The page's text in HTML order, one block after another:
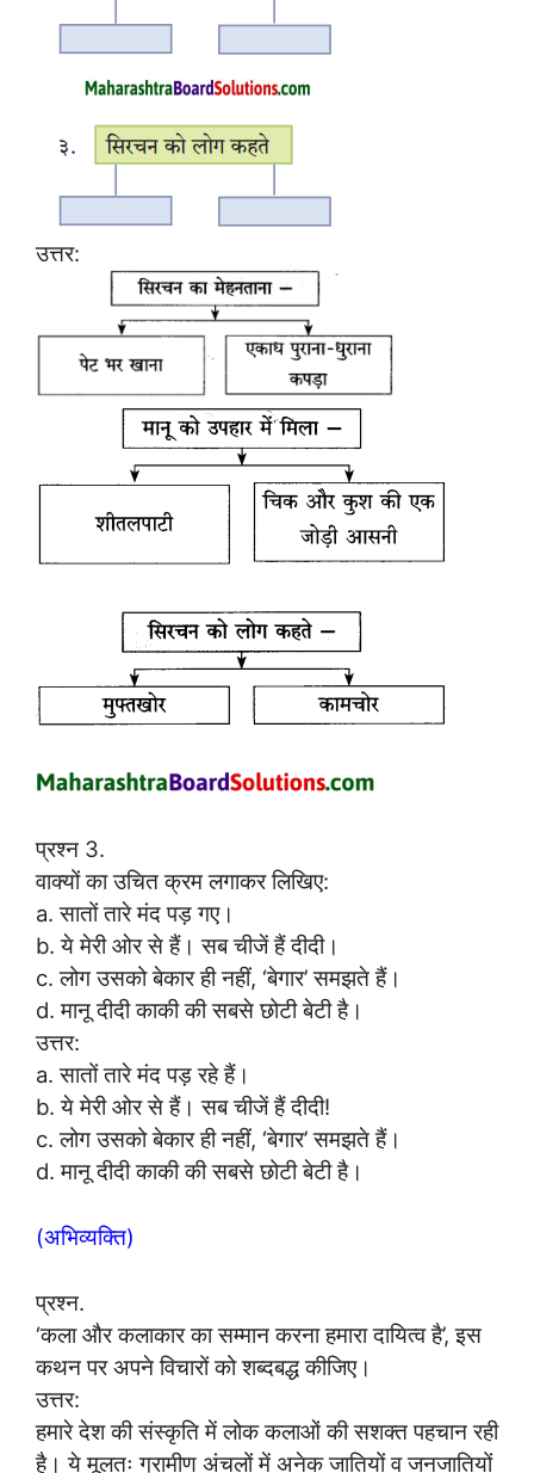
उत्तर:
प्रश्न 3.
वाक्यों का उचित क्रम लगाकर लिखिए:
a. सातों तारे मंद पड़ गए।
b. ये मेरी ओर से हैं। सब चीजें हैं दीदी।
c. लोग उसको बेकार ही नहीं, ‘बेगार’ समझते हैं।
d. मानू दीदी काकी की सबसे छोटी बेटी है।
उत्तर:
a. सातों तारे मंद पड़ रहे हैं।
b. ये मेरी ओर से हैं। सब चीजें हैं दीदी!
c. लोग उसको बेकार ही नहीं, ‘बेगार’ समझते हैं।
d. मानू दीदी काकी की सबसे छोटी बेटी है।
(अभिव्यक्ति)
प्रश्न.
‘कला और कलाकार का सम्मान करना हमारा दायित्व है’, इस
कथन पर अपने विचारों को शब्दबद्ध कीजिए।
उत्तर:
हमारे देश की संस्कृति में लोक कलाओं की सशक्त पहचान रही
है। ये मूलतः ग्रामीण अंचलों में अनेक जातियों व जनजातियों